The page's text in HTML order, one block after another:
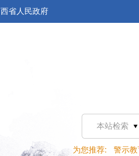
省人民政府
本站检索
为您推荐: 警示教